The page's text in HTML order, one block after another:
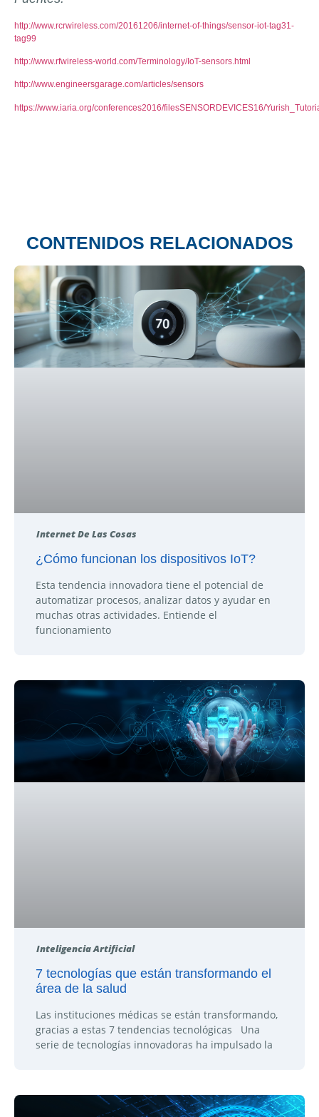
http://www.rcrwireless.com/20161206/internet-of-things/sensor-iot-tag31-
tag99
http://www.rfwireless-world.com/Terminology/IoT-sensors.html
http://www.engineersgarage.com/articles/sensors
https://www.iaria.org/conferences2016/filesSENSORDEVICES16/
CONTENIDOS RELACIONADOS
Internet De Las Cosas
¿Cómo funcionan los dispositivos IoT?
Esta tendencia innovadora tiene el potencial de
automatizar procesos, analizar datos y ayudar en
muchas otras actividades. Entiende el
funcionamiento
Inteligencia Artificial
7 tecnologías que están transformando el
área de la salud
Las instituciones médicas se están transformando,
gracias a estas 7 tendencias tecnológicas Una
serie de tecnologías innovadoras ha impulsado la